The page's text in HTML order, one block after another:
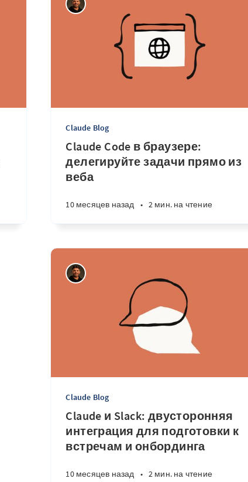
Claude Blog
Claude Code в браузере:
делегируйте задачи прямо из
веба
10 месяцев назад • 2 мин. на чтение
Claude Blog
Claude и Slack: двусторонняя
интеграция для подготовки к
встречам и онбординга
10 месяцев назад • 2 мин. на чтение